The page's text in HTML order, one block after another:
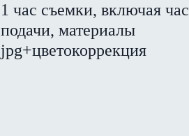
1 час съемки, включая час
подачи, материалы
jpg+цветокоррекция